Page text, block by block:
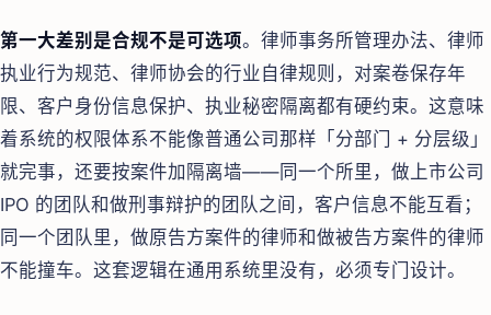
第一大差别是合规不是可选项。律师事务所管理办法、律师
执业行为规范、律师协会的行业自律规则，对案卷保存年
限、客户身份信息保护、执业秘密隔离都有硬约束。这意味
着系统的权限体系不能像普通公司那样「分部门 + 分层级」
就完事，还要按案件加隔离墙——同一个所里，做上市公司
IPO 的团队和做刑事辩护的团队之间，客户信息不能互看；
同一个团队里，做原告方案件的律师和做被告方案件的律师
不能撞车。这套逻辑在通用系统里没有，必须专门设计。